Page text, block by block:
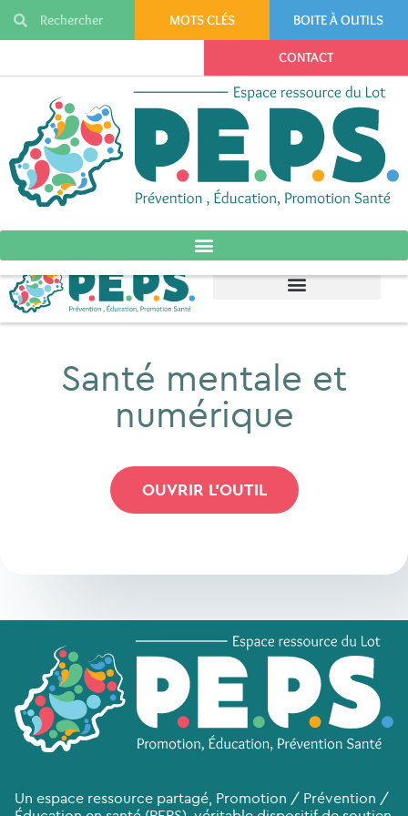
MOTS CLÉS BOITE À OUTILS
CONTACT
Santé mentale et
numérique
OUVRIR L'OUTIL
Un espace ressource partagé, Promotion / Prévention /